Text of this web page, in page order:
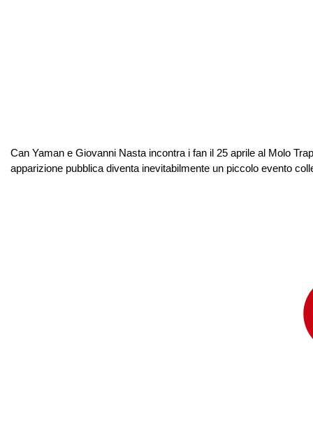
Can Yaman e Giovanni Nasta incontra i fan il 25 aprile al Molo
apparizione pubblica diventa inevitabilmente un piccolo evento